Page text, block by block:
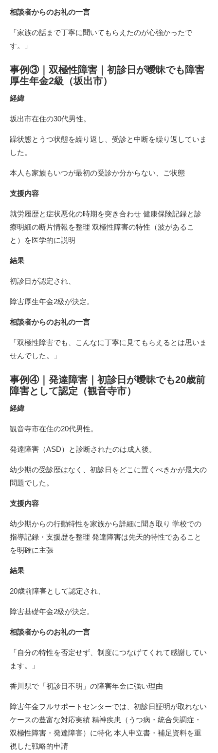
相談者からのお礼の一言
「家族の話まで丁寧に聞いてもらえたのが心強かったで
す。」
事例③｜双極性障害｜初診日が曖昧でも障害
厚生年金2級（坂出市）
経緯
坂出市在住の30代男性。
躁状態とうつ状態を繰り返し、受診と中断を繰り返していま
した。
本人も家族もいつが最初の受診か分からない、ご状態
支援内容
就労履歴と症状悪化の時期を突き合わせ 健康保険記録と診
療明細の断片情報を整理 双極性障害の特性（波があるこ
と）を医学的に説明
結果
初診日が認定され、
障害厚生年金2級が決定。
相談者からのお礼の一言
「双極性障害でも、こんなに丁寧に見てもらえるとは思いま
せんでした。」
事例④｜発達障害｜初診日が曖昧でも20歳前
障害として認定（観音寺市）
経緯
観音寺市在住の20代男性。
発達障害（ASD）と診断されたのは成人後。
幼少期の受診歴はなく、初診日をどこに置くべきかが最大の
問題でした。
支援内容
幼少期からの行動特性を家族から詳細に聞き取り 学校での
指導記録・支援歴を整理 発達障害は先天的特性であること
を明確に主張
結果
20歳前障害として認定され、
障害基礎年金2級が決定。
相談者からのお礼の一言
「自分の特性を否定せず、制度につなげてくれて感謝してい
ます。」
香川県で「初診日不明」の障害年金に強い理由
障害年金フルサポートセンターでは、初診日証明が取れない
ケースの豊富な対応実績 精神疾患（うつ病・統合失調症・
双極性障害・発達障害）に特化 本人申立書・補足資料を重
視した戦略的申請